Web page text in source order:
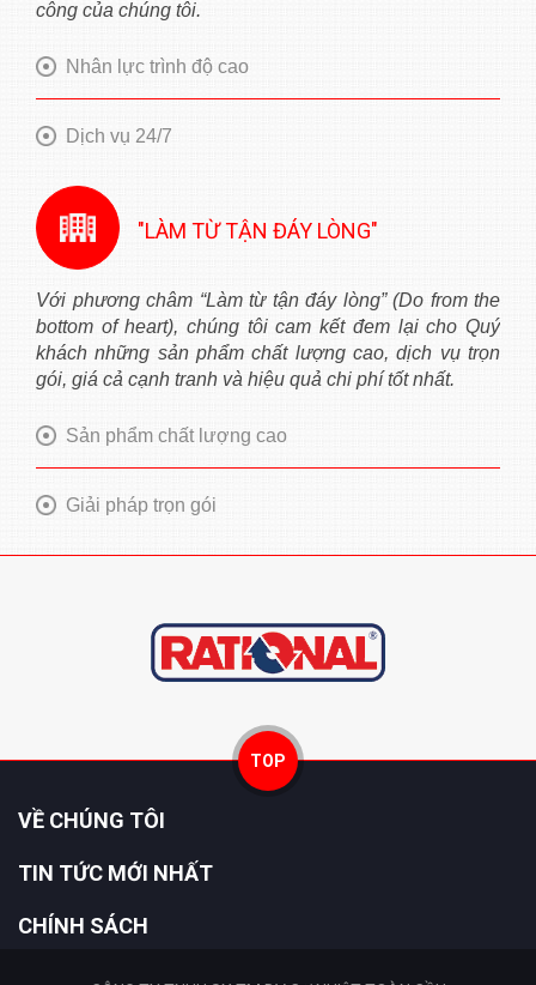
công của chúng tôi.
Nhân lực trình độ cao
Dịch vụ 24/7
"LÀM TỪ TẬN ĐÁY LÒNG"
Với phương châm “Làm từ tận đáy lòng” (Do from the
bottom of heart), chúng tôi cam kết đem lại cho Quý
khách những sản phẩm chất lượng cao, dịch vụ trọn
gói, giá cả cạnh tranh và hiệu quả chi phí tốt nhất.
Sản phẩm chất lượng cao
Giải pháp trọn gói
TOP
VỀ CHÚNG TÔI
TIN TỨC MỚI NHẤT
CHÍNH SÁCH